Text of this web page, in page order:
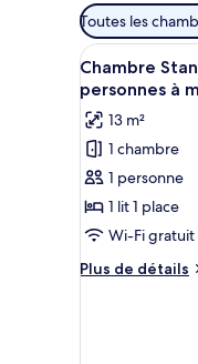
Filtres
disponibles
pour
les
chambres
Toutes les
Afficher
toutes
les
photos
pour
ce
type
de
chambre :
Chambre
10
Chambre
personnes à
13 m²
1 chambre
1 personne
1 lit 1 place
Wi-Fi gratuit
Plus de détails
Plus